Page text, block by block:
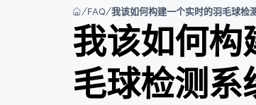
FAQ 我该如何构建一个实时的羽毛球检
我该如何构
毛球检测系